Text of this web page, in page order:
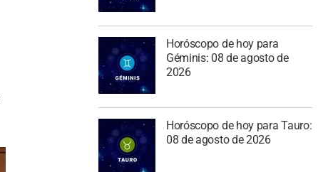
Horóscopo de hoy para
Géminis: 08 de agosto de
2026
Horóscopo de hoy para Tauro:
08 de agosto de 2026